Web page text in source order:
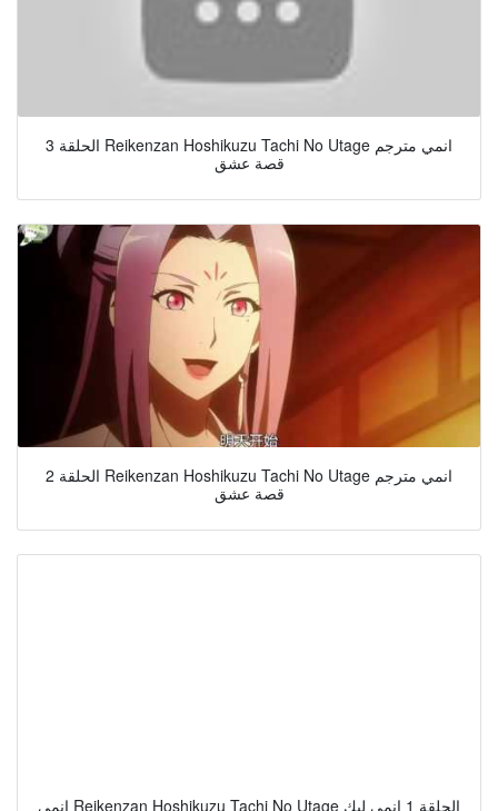
الحلقة 3 Reikenzan Hoshikuzu Tachi No Utage انمي مترجم
قصة عشق
الحلقة 2 Reikenzan Hoshikuzu Tachi No Utage انمي مترجم
قصة عشق
انمي Reikenzan Hoshikuzu Tachi No Utage الحلقة 1 انمي ليك